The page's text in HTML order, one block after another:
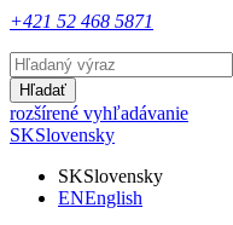
+421 52 468 5871
Hľadať
rozšírené vyhľadávanie
SKSlovensky
SKSlovensky
ENEnglish